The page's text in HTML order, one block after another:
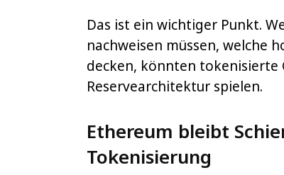
Das ist ein wichtiger Punkt.
nachweisen müssen, welche
decken, könnten tokenisierte
Reservearchitektur spielen.
Ethereum bleibt
Tokenisierung